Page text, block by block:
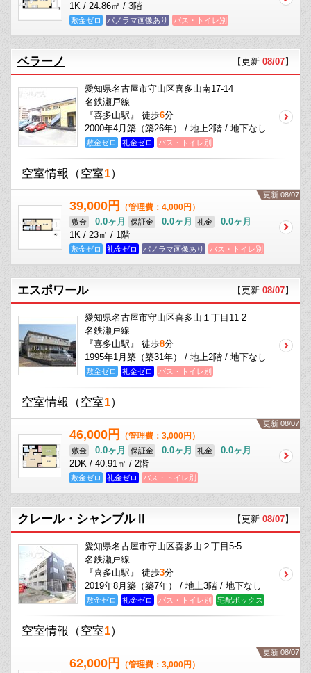
1K / 24.86㎡ / 3階
敷金ゼロ パノラマ画像あり バス・トイレ別
ベラーノ 【更新 08/07】
愛知県名古屋市守山区喜多山南17-14
名鉄瀬戸線
『喜多山駅』 徒歩6分
2000年4月築（築26年） / 地上2階 / 地下なし
敷金ゼロ 礼金ゼロ バス・トイレ別
空室情報 （空室1）
更新 08/07
39,000円 （管理費：4,000円）
敷金 0.0ヶ月 保証金 0.0ヶ月 礼金
0.0ヶ月
1K / 23㎡ / 1階
敷金ゼロ 礼金ゼロ パノラマ画像あり バス・トイレ別
エスポワール 【更新 08/07】
愛知県名古屋市守山区喜多山１丁目11-2
名鉄瀬戸線
『喜多山駅』 徒歩8分
1995年1月築（築31年） / 地上2階 / 地下なし
敷金ゼロ 礼金ゼロ バス・トイレ別
空室情報 （空室1）
更新 08/07
46,000円 （管理費：3,000円）
敷金 0.0ヶ月 保証金 0.0ヶ月 礼金
0.0ヶ月
2DK / 40.91㎡ / 2階
敷金ゼロ 礼金ゼロ バス・トイレ別
クレール・シャンブルⅡ 【更新 08/07】
愛知県名古屋市守山区喜多山２丁目5-5
名鉄瀬戸線
『喜多山駅』 徒歩3分
2019年8月築（築7年） / 地上3階 / 地下なし
敷金ゼロ 礼金ゼロ バス・トイレ別 宅配ボックス
空室情報 （空室1）
更新 08/07
62,000円 （管理費：3,000円）